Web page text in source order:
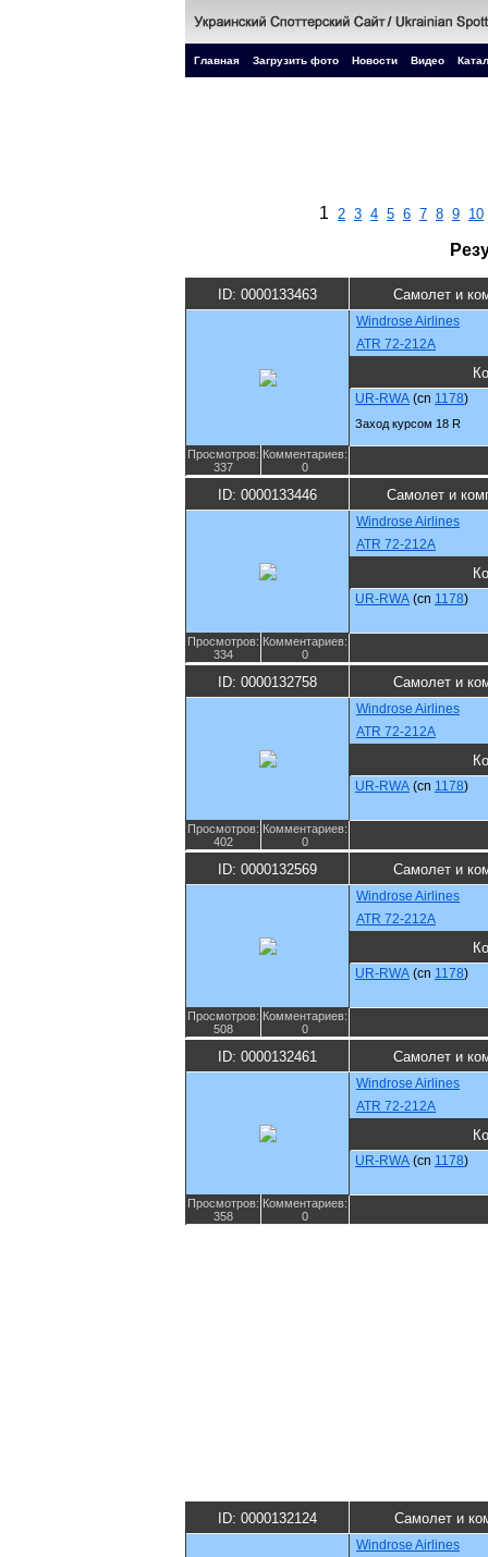
Главная Загрузить фото Новости Видео
1 2 3 4 5 6 7 8 9 10
ID: 0000133463 Самолет и
Windrose Airlines
ATR 72-212A
UR-RWA (cn 1178)
Заход курсом 18 R
Просмотров:
337
Комментариев:
0
ID: 0000133446 Самолет и
Windrose Airlines
ATR 72-212A
UR-RWA (cn 1178)
Просмотров:
334
Комментариев:
0
ID: 0000132758 Самолет и
Windrose Airlines
ATR 72-212A
UR-RWA (cn 1178)
Просмотров:
402
Комментариев:
0
ID: 0000132569 Самолет и
Windrose Airlines
ATR 72-212A
UR-RWA (cn 1178)
Просмотров:
508
Комментариев:
0
ID: 0000132461 Самолет и
Windrose Airlines
ATR 72-212A
UR-RWA (cn 1178)
Просмотров:
358
Комментариев:
0
ID: 0000132124 Самолет и
Windrose Airlines